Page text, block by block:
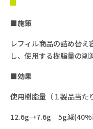
■施策
レフィル商品の詰め替え
し、使用する樹脂量の削
■効果
使用樹脂量（１製品当た
12.6g→7.6g 5g減(40%